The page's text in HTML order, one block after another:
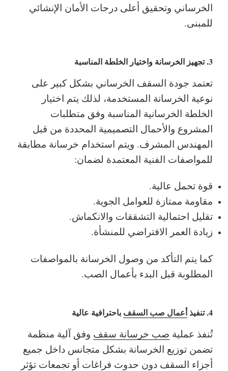
الخرساني وتحقيق أعلى درجات الأمان الإنشائي
للمبنى.
3. تجهيز الخرسانة واختيار الخلطة المناسبة
تعتمد جودة السقف الخرساني بشكل كبير على
نوعية الخرسانة المستخدمة، لذلك يتم اختيار
الخلطة الخرسانية المناسبة وفق متطلبات
المشروع والأحمال التصميمية المحددة من قبل
المهندس المشرف. ويتم استخدام خرسانة مطابقة
للمواصفات الفنية المعتمدة لضمان:
قوة تحمل عالية.
مقاومة ممتازة للعوامل الجوية.
تقليل احتمالية التشققات والانكماش.
زيادة العمر الافتراضي للمنشأة.
كما يتم التأكد من وصول الخرسانة بالمواصفات
المطلوبة قبل البدء بأعمال الصب.
4. تنفيذ أعمال صب السقف باحترافية عالية
تُنفذ عملية صب خرسانة سقف وفق آلية منظمة
تضمن توزيع الخرسانة بشكل متجانس داخل جميع
أجزاء السقف دون حدوث فراغات أو تجمعات تؤثر